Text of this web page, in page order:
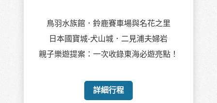
鳥羽水族館．鈴鹿賽車場與名花之里
日本國寶城-犬山城．二見浦夫婦岩
親子樂遊提案：一次收錄東海必遊亮點！
詳細行程